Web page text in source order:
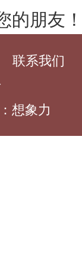
的朋友
联系我们
想象力